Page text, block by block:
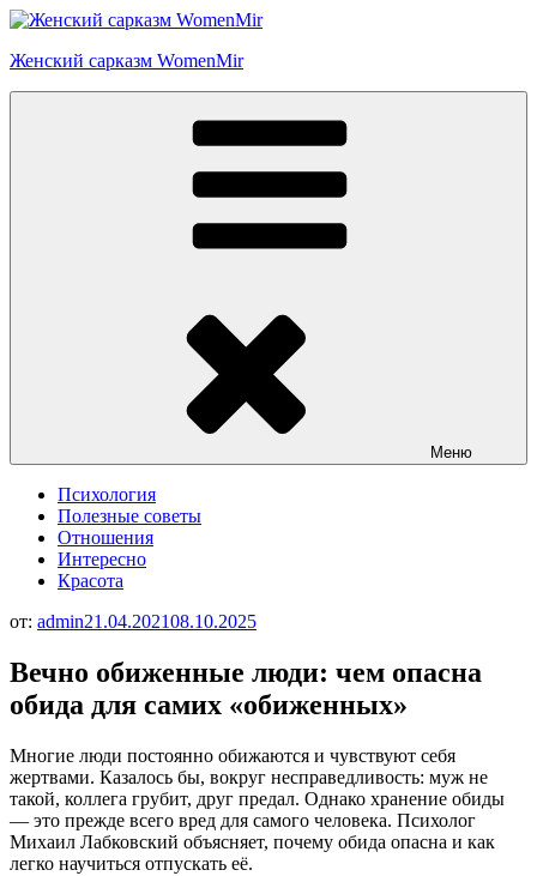
Перейти
содержимому
Женский сарказм WomenMir
Меню
Психология
Полезные советы
Отношения
Интересно
Красота
от: admin21.04.202108.10.2025
Вечно обиженные люди: чем опасна
обида для самих «обиженных»
Многие люди постоянно обижаются и чувствуют себя
жертвами. Казалось бы, вокруг несправедливость: муж не
такой, коллега грубит, друг предал. Однако хранение обиды
— это прежде всего вред для самого человека. Психолог
Михаил Лабковский объясняет, почему обида опасна и как
легко научиться отпускать её.